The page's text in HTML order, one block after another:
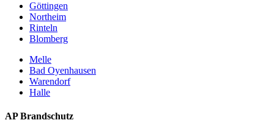
Göttingen
Northeim
Rinteln
Blomberg
Melle
Bad Oyenhausen
Warendorf
Halle
AP Brandschutz